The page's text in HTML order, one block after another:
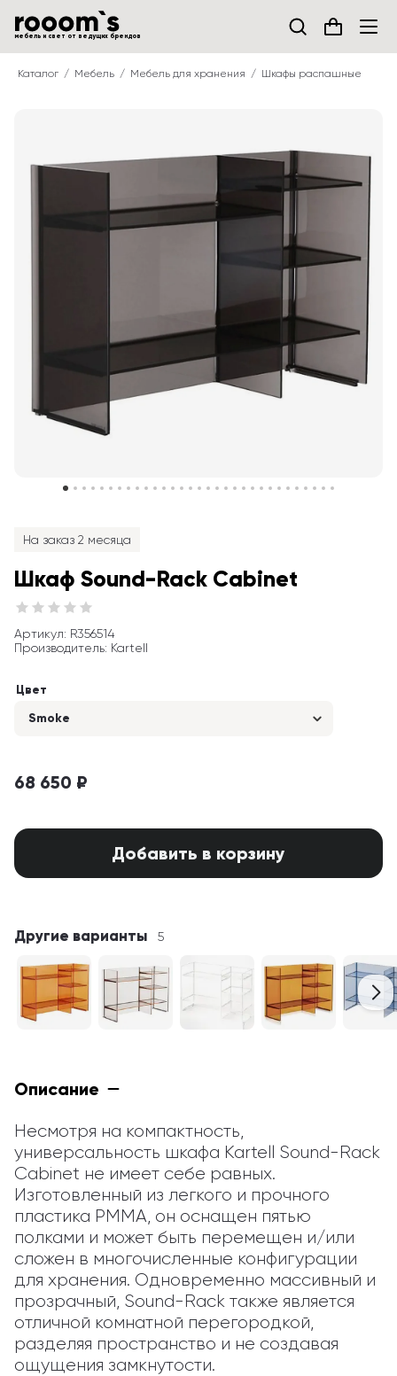
мебель и свет от ведущих брендов
Каталог Мебель Мебель для хранения Шкафы распашные
На заказ 2 месяца
Шкаф Sound-Rack Cabinet
Артикул: R356514
Производитель: Kartell
Цвет
Smoke
68 650 ₽
Добавить в корзину
Другие варианты 5
Описание
Несмотря на компактность,
универсальность шкафа Kartell Sound-Rack
Cabinet не имеет себе равных.
Изготовленный из легкого и прочного
пластика PMMA, он оснащен пятью
полками и может быть перемещен и/или
сложен в многочисленные конфигурации
для хранения. Одновременно массивный и
прозрачный, Sound-Rack также является
отличной комнатной перегородкой,
разделяя пространство и не создавая
ощущения замкнутости.